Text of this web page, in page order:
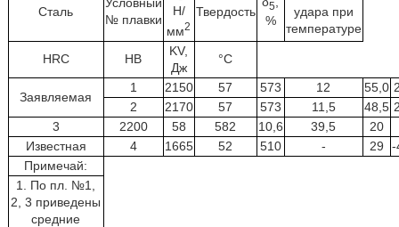
Сталь
№ плавки
Н/
мм2
Твердость 5
%
удара при
температуре
HRC НВ
KV,
Дж
°С
Заявляемая
1 2150 57 573 12 55,0
2
2170 57 573 11,5 48,5
3
2200 58 582 10,6 39,5
20
Известная
4 1665 52 510 - 29
-
Примечай:
1. По пл. №1,
2, 3 приведены
средние